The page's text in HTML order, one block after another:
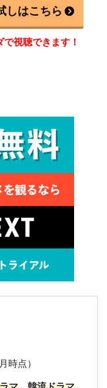
しはこちら
視聴できます！
時点）